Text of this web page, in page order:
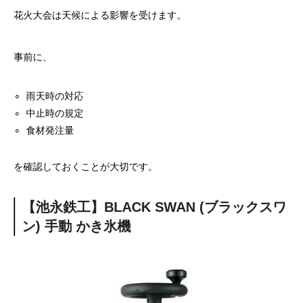
花火大会は天候による影響を受けます。
事前に、
雨天時の対応
中止時の規定
食材発注量
を確認しておくことが大切です。
【池永鉄工】BLACK SWAN (ブラックスワ
ン) 手動 かき氷機